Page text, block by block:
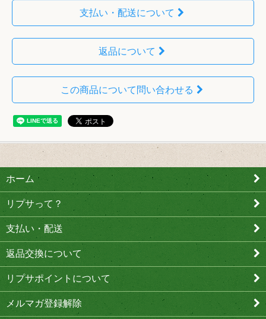
支払い・配送について
返品について
この商品について問い合わせる
ホーム
リプサって？
支払い・配送
返品交換について
リプサポイントについて
メルマガ登録解除